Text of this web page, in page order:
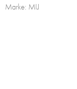
Marke: MIJ